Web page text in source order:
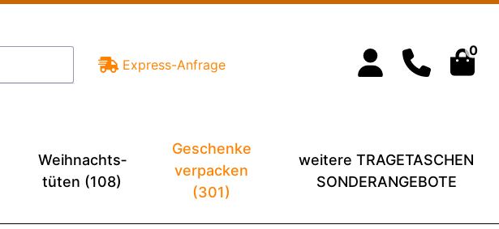
Express-Anfrage
0
Weihnachts­
tüten (108)
Geschenke
verpacken
(301)
weitere TRAGETASCHEN
SONDERANGEBOTE